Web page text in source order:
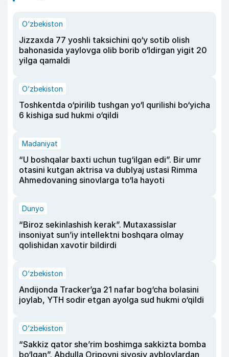
O‘zbekiston
Jizzaxda 77 yoshli taksichini qo‘y sotib olish
bahonasida yaylovga olib borib o‘ldirgan yigit 20
yilga qamaldi
O‘zbekiston
Toshkentda o‘pirilib tushgan yo‘l qurilishi bo‘yicha
6 kishiga sud hukmi o‘qildi
Madaniyat
“U boshqalar baxti uchun tug‘ilgan edi”. Bir umr
otasini kutgan aktrisa va dublyaj ustasi Rimma
Ahmedovaning sinovlarga to‘la hayoti
Dunyo
“Biroz sekinlashish kerak”. Mutaxassislar
insoniyat sun’iy intellektni boshqara olmay
qolishidan xavotir bildirdi
O‘zbekiston
Andijonda Tracker’ga 21 nafar bog‘cha bolasini
joylab, YTH sodir etgan ayolga sud hukmi o‘qildi
O‘zbekiston
“Sakkiz qator she’rim boshimga sakkizta bomba
bo‘lgan”. Abdulla Oripovni siyosiy ayblovlardan